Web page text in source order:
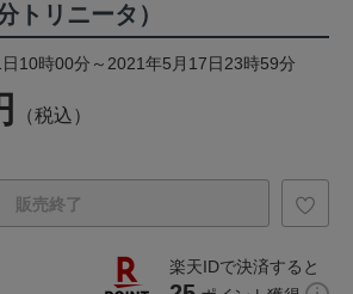
トリニータ）
10時00分～2021年5月17日23時59分
（税込）
販売終了
楽天IDで決済すると